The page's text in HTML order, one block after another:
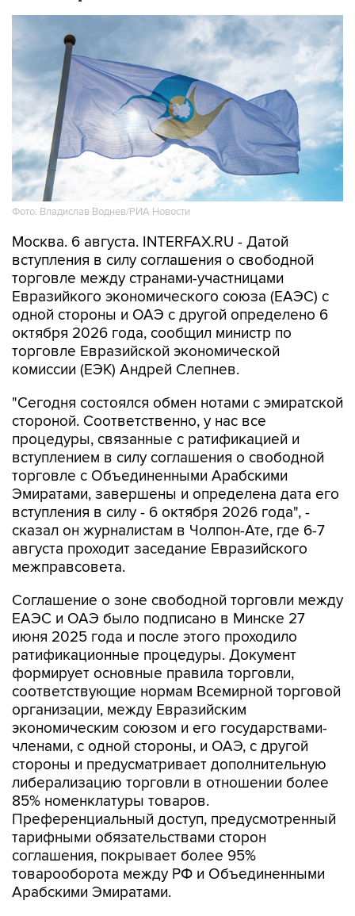
Фото: Владислав Воднев/РИА Новости
Москва. 6 августа. INTERFAX.RU - Датой
вступления в силу соглашения о свободной
торговле между странами-участницами
Евразийкого экономического союза (ЕАЭС) с
одной стороны и ОАЭ с другой определено 6
октября 2026 года, сообщил министр по
торговле Евразийской экономической
комиссии (ЕЭК) Андрей Слепнев.
"Сегодня состоялся обмен нотами с эмиратской
стороной. Соответственно, у нас все
процедуры, связанные с ратификацией и
вступлением в силу соглашения о свободной
торговле с Объединенными Арабскими
Эмиратами, завершены и определена дата его
вступления в силу - 6 октября 2026 года", -
сказал он журналистам в Чолпон-Ате, где 6-7
августа проходит заседание Евразийского
межправсовета.
Соглашение о зоне свободной торговли между
ЕАЭС и ОАЭ было подписано в Минске 27
июня 2025 года и после этого проходило
ратификационные процедуры. Документ
формирует основные правила торговли,
соответствующие нормам Всемирной торговой
организации, между Евразийским
экономическим союзом и его государствами-
членами, с одной стороны, и ОАЭ, с другой
стороны и предусматривает дополнительную
либерализацию торговли в отношении более
85% номенклатуры товаров.
Преференциальный доступ, предусмотренный
тарифными обязательствами сторон
соглашения, покрывает более 95%
товарооборота между РФ и Объединенными
Арабскими Эмиратами.